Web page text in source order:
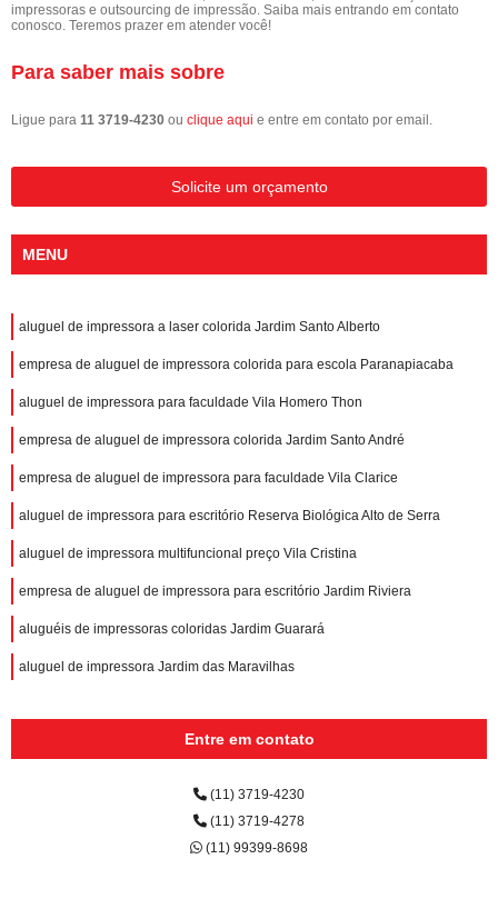
impressoras e outsourcing de impressão. Saiba mais entrando em contato
conosco. Teremos prazer em atender você!
Para saber mais sobre
Ligue para 11 3719-4230 ou clique aqui e entre em contato por email.
Solicite um orçamento
MENU
aluguel de impressora a laser colorida Jardim Santo Alberto
empresa de aluguel de impressora colorida para escola Paranapiacaba
aluguel de impressora para faculdade Vila Homero Thon
empresa de aluguel de impressora colorida Jardim Santo André
empresa de aluguel de impressora para faculdade Vila Clarice
aluguel de impressora para escritório Reserva Biológica Alto de Serra
aluguel de impressora multifuncional preço Vila Cristina
empresa de aluguel de impressora para escritório Jardim Riviera
aluguéis de impressoras coloridas Jardim Guarará
aluguel de impressora Jardim das Maravilhas
Entre em contato
(11) 3719-4230
(11) 3719-4278
(11) 99399-8698